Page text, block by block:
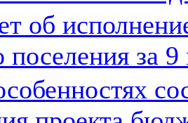
об
поселения за